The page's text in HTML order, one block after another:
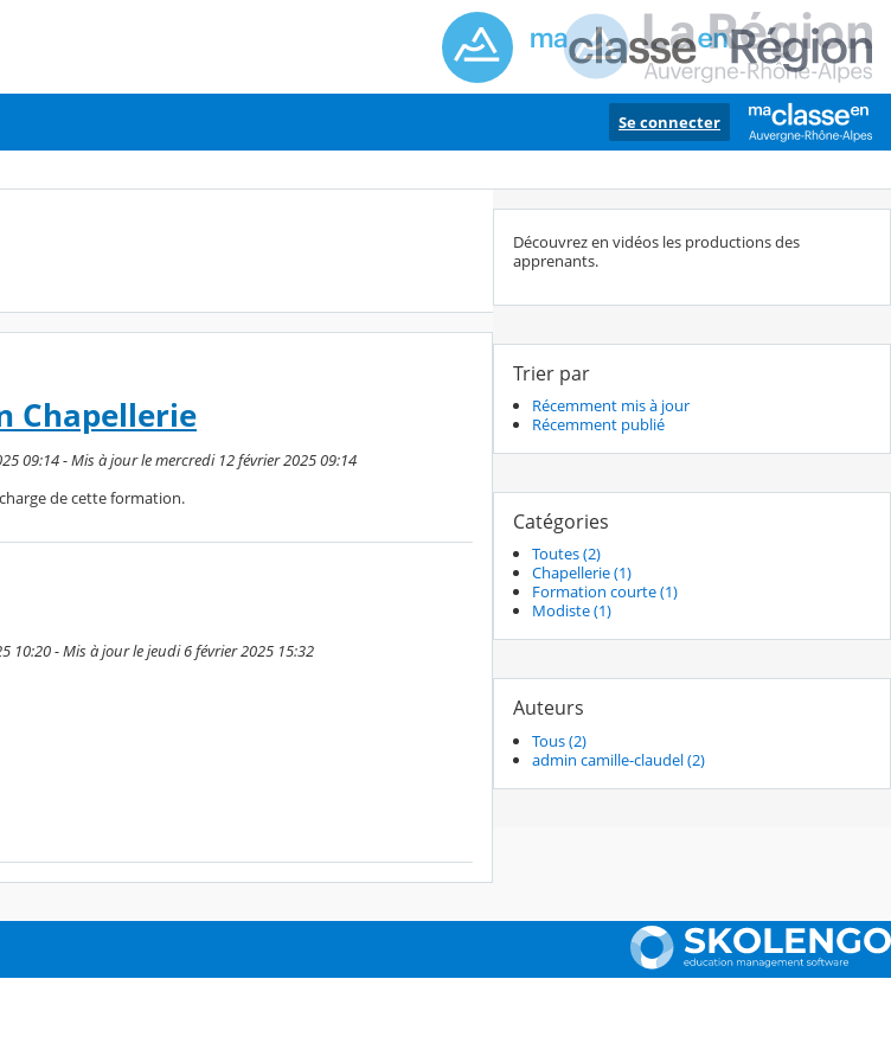
Se connecter
Chapellerie
09:14 - Mis à jour le mercredi 12 février 2025 09:14
de cette formation.
10:20 - Mis à jour le jeudi 6 février 2025 15:32
Découvrez en vidéos les productions des
apprenants.
Trier par
Récemment mis à jour
Récemment publié
Catégories
Toutes (2)
Chapellerie (1)
Formation courte (1)
Modiste (1)
Auteurs
Tous (2)
admin camille-claudel (2)